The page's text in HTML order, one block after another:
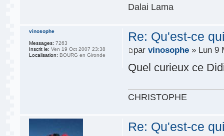
Dalai Lama
Re: Qu'est-ce
parvinosophe » Lun 9
Quel curieux ce
CHRISTOPHE
vinosophe
Messages: 7263
Inscrit le: Ven 19 Oct 2007 23:38
Localisation: BOURG en Gironde
Re: Qu'est-ce